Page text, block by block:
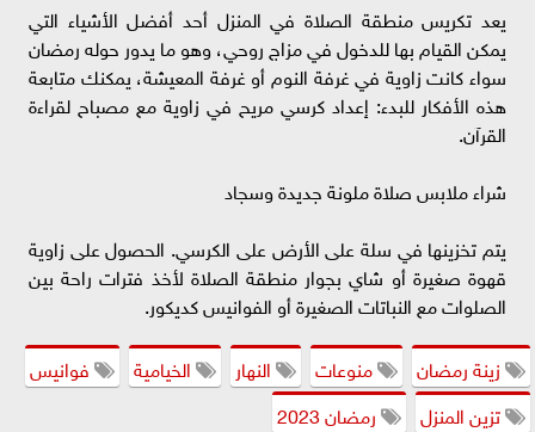
يعد تكريس منطقة الصلاة في المنزل أحد أفضل الأشياء التي
يمكن القيام بها للدخول في مزاج روحي، وهو ما يدور حوله رمضان
سواء كانت زاوية في غرفة النوم أو غرفة المعيشة، يمكنك متابعة
هذه الأفكار للبدء: إعداد كرسي مريح في زاوية مع مصباح لقراءة
القرآن.
شراء ملابس صلاة ملونة جديدة وسجاد
يتم تخزينها في سلة على الأرض على الكرسي. الحصول على زاوية
قهوة صغيرة أو شاي بجوار منطقة الصلاة لأخذ فترات راحة بين
الصلوات مع النباتات الصغيرة أو الفوانيس كديكور.
زينة رمضان
منوعات النهار الخيامية
فوانيس
تزين المنزل
رمضان 2023